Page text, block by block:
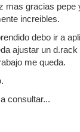
mas gracias pepe
increibles.
debo ir a
ajustar un
me queda.
consultar...